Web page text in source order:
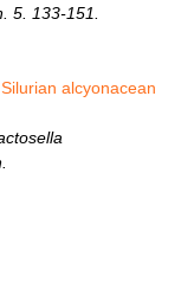
5. 133-151.
alcyonacean